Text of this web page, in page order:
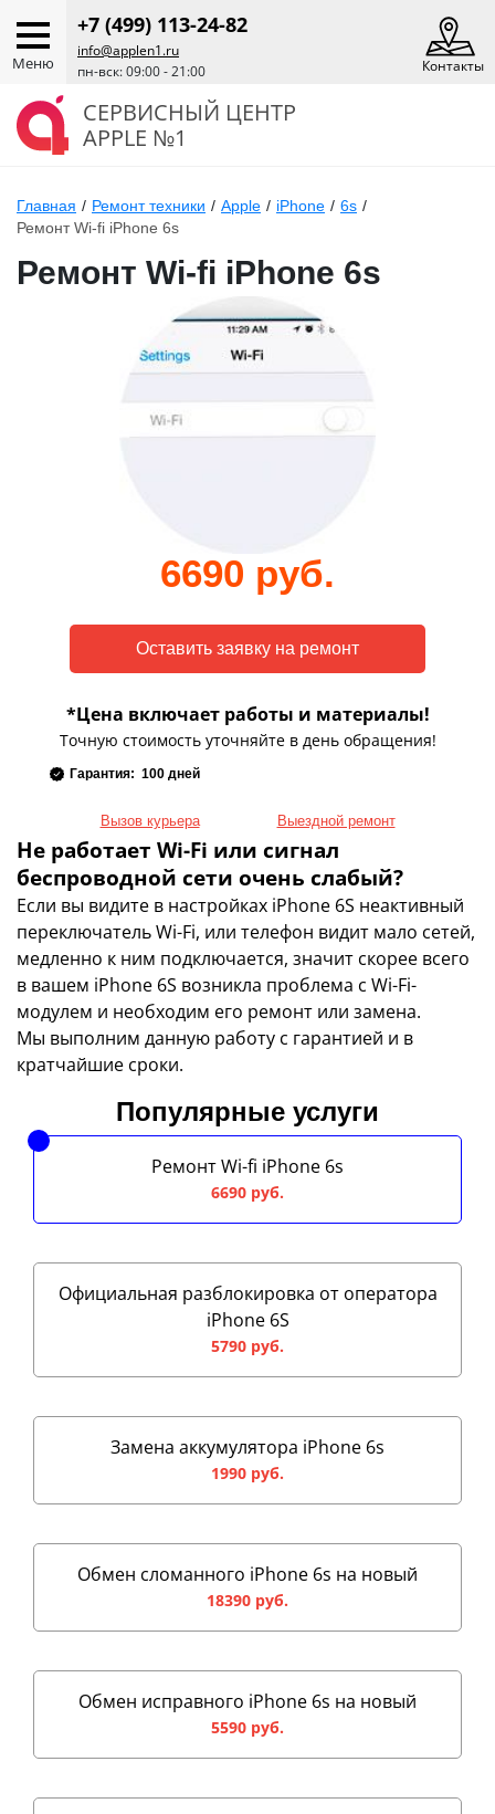
Меню
+7 (499) 113-24-82
info@applen1.ru
пн-вск: 09:00 - 21:00
Контакты
СЕРВИСНЫЙ ЦЕНТР
APPLE №1
Главная / Ремонт техники / Apple / iPhone / 6s /
Ремонт Wi-fi iPhone 6s
Ремонт Wi-fi iPhone 6s
6690 руб.
*Цена включает работы и материалы!
Точную стоимость уточняйте в день обращения!
Гарантия: 100 дней
Вызов курьера Выездной ремонт
Не работает Wi-Fi или сигнал
беспроводной сети очень слабый?
Если вы видите в настройках iPhone 6S неактивный
переключатель Wi-Fi, или телефон видит мало сетей,
медленно к ним подключается, значит скорее всего
в вашем iPhone 6S возникла проблема с Wi-Fi-
модулем и необходим его ремонт или замена.
Мы выполним данную работу с гарантией и в
кратчайшие сроки.
Популярные услуги
Ремонт Wi-fi iPhone 6s
6690 руб.
Официальная разблокировка от оператора
iPhone 6S
5790 руб.
Замена аккумулятора iPhone 6s
1990 руб.
Обмен сломанного iPhone 6s на новый
18390 руб.
Обмен исправного iPhone 6s на новый
5590 руб.